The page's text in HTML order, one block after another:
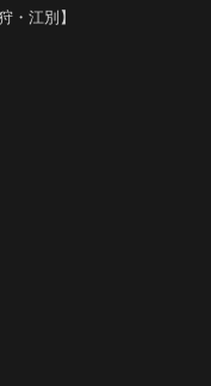
・江別】